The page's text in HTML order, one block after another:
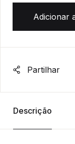
Adicionar
Partilhar
Descrição